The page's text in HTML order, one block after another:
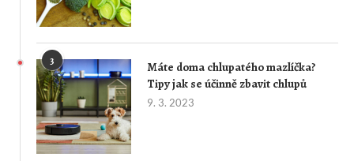
3
Máte doma chlupatého mazlíčka?
Tipy jak se účinně zbavit chlupů
9. 3. 2023